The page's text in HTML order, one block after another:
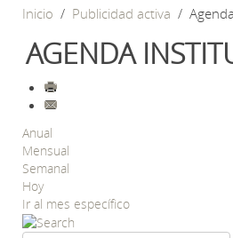
Inicio Publicidad activa
AGENDA
Anual
Mensual
Semanal
Hoy
Ir al mes específico